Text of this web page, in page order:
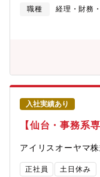
務・AIを活用した経
る・成長企業の意思
業務＞・担当グルー
管理・分析・予算実
ィング＜DX・業務改
AI/RPA/システム導入
による経営意思決定支
メンバーの育成・支援
なプロジェクト推進
をベースに、業務改
り・標準化にやりがい
課題解決できる方・
がある方■ この仕事で
職種
経理・財務
入社実績あり
【仙台・事務系
アイリスオーヤマ
正社員 土日休み